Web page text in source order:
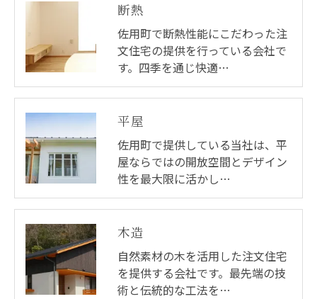
断熱
佐用町で断熱性能にこだわった注
文住宅の提供を行っている会社で
す。四季を通じ快適…
平屋
佐用町で提供している当社は、平
屋ならではの開放空間とデザイン
性を最大限に活かし…
木造
自然素材の木を活用した注文住宅
を提供する会社です。最先端の技
術と伝統的な工法を…